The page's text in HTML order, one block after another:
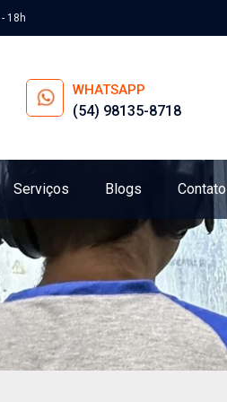
18h
WHATSAPP
(54) 98135-8718
Serviços Blogs Contato